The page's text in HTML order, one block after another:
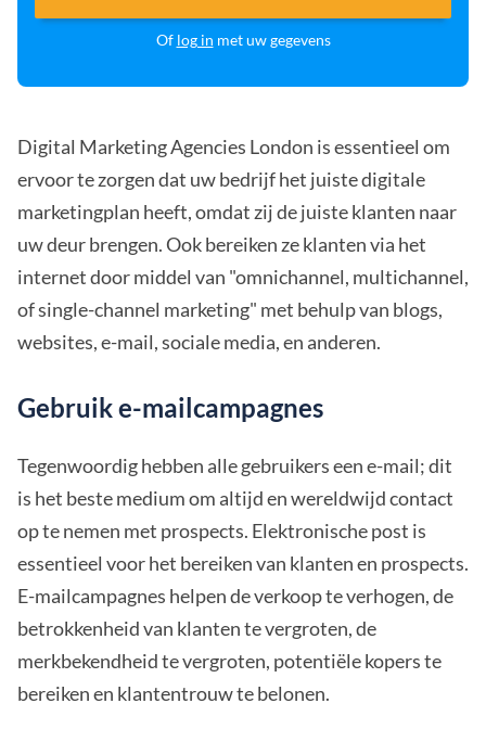
Of log in met uw gegevens
Digital Marketing Agencies London is essentieel om
ervoor te zorgen dat uw bedrijf het juiste digitale
marketingplan heeft, omdat zij de juiste klanten naar
uw deur brengen. Ook bereiken ze klanten via het
internet door middel van "omnichannel, multichannel,
of single-channel marketing" met behulp van blogs,
websites, e-mail, sociale media, en anderen.
Gebruik e-mailcampagnes
Tegenwoordig hebben alle gebruikers een e-mail; dit
is het beste medium om altijd en wereldwijd contact
op te nemen met prospects. Elektronische post is
essentieel voor het bereiken van klanten en prospects.
E-mailcampagnes helpen de verkoop te verhogen, de
betrokkenheid van klanten te vergroten, de
merkbekendheid te vergroten, potentiële kopers te
bereiken en klantentrouw te belonen.